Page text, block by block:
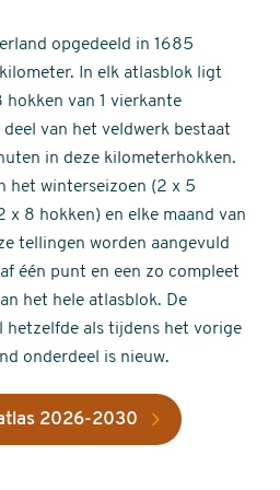
opgedeeld in 1685
In elk atlasblok ligt
hokken van 1 vierkante
van het veldwerk bestaat
in deze kilometerhokken.
het winterseizoen (2 x 5
x 8 hokken) en elke maand van
tellingen worden aangevuld
één punt en een zo compleet
het hele atlasblok. De
hetzelfde als tijdens het vorige
onderdeel is nieuw.
2026-2030